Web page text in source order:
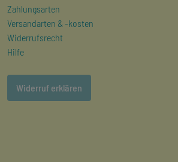
Zahlungsarten
Versandarten & -kosten
Widerrufsrecht
Hilfe
Widerruf erklären